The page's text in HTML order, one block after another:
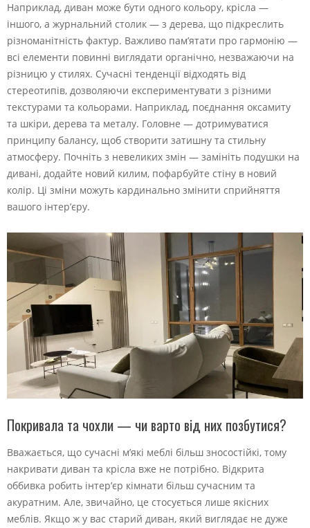
Наприклад, диван може бути одного кольору, крісла —
іншого, а журнальний столик — з дерева, що підкреслить
різноманітність фактур. Важливо пам’ятати про гармонію —
всі елементи повинні виглядати органічно, незважаючи на
різницю у стилях. Сучасні тенденції відходять від
стереотипів, дозволяючи експериментувати з різними
текстурами та кольорами. Наприклад, поєднання оксамиту
та шкіри, дерева та металу. Головне — дотримуватися
принципу балансу, щоб створити затишну та стильну
атмосферу. Почніть з невеликих змін — замініть подушки на
дивані, додайте новий килим, пофарбуйте стіну в новий
колір. Ці зміни можуть кардинально змінити сприйняття
вашого інтер’єру.
Покривала та чохли — чи варто від них позбутися?
Вважається, що сучасні м’які меблі більш зносостійкі, тому
накривати диван та крісла вже не потрібно. Відкрита
оббивка робить інтер’єр кімнати більш сучасним та
акуратним. Але, звичайно, це стосується лише якісних
меблів. Якщо ж у вас старий диван, який виглядає не дуже